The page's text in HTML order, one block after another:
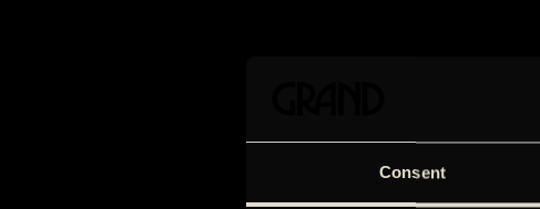
Consent